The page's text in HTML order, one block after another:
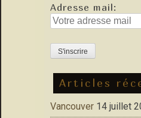
Adresse mail:
Articles
Vancouver 14 juillet